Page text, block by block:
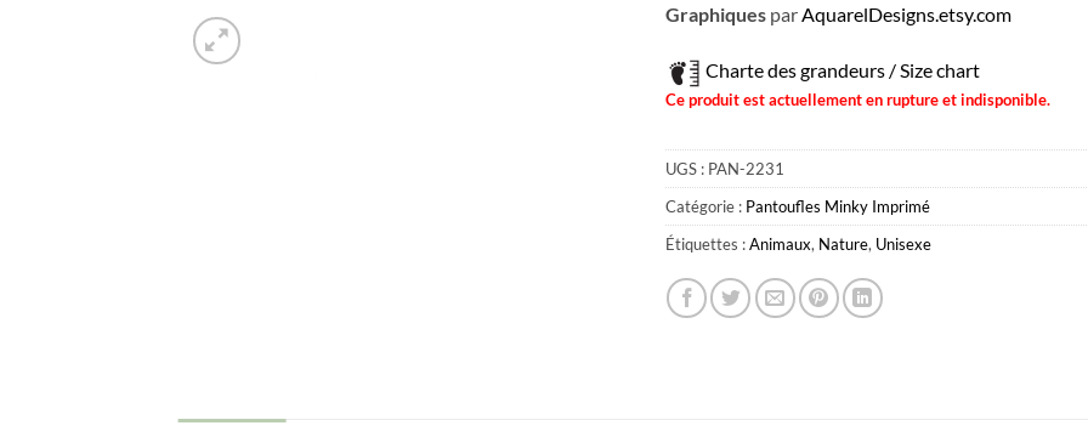
Graphiquespar AquarelDesigns.etsy.com
Charte des grandeurs / Size chart
Ce produit est actuellement en rupture et indisponible.
UGS : PAN-2231
Catégorie : Pantoufles Minky Imprimé
Étiquettes :Animaux, Nature, Unisexe